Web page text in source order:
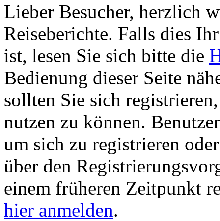
Lieber Besucher, herzlich
Reiseberichte. Falls dies
ist, lesen Sie sich bitte die
Bedienung dieser Seite
sollten Sie sich
nutzen zu können.
um sich zu registrieren
über den
einem früheren Zeitpunkt
hier anmelden.